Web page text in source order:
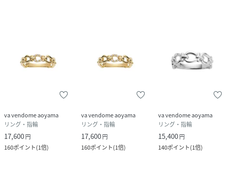
va vendome aoyama
リング・指輪
17,600円
160ポイント(1倍)
va vendome aoyama
リング・指輪
17,600円
160ポイント(1倍)
va vendome aoyama
リング・指輪
15,400円
140ポイント(1倍)